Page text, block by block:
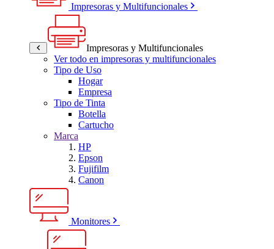
Impresoras y Multifuncionales
Impresoras y Multifuncionales
Ver todo en impresoras y multifuncionales
Tipo de Uso
Hogar
Empresa
Tipo de Tinta
Botella
Cartucho
Marca
HP
Epson
Fujifilm
Canon
Monitores